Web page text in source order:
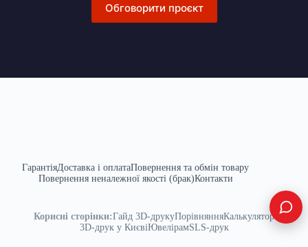
Обговорити проєкт
ГарантіяДоставка і оплатаПовернення та обмін товару
Повернення неналежної якості (брак)Контакти
Корисні сторінки:Гайд 3D-друкуПорівнянняКалькулятор
3D-друк у КиєвіЮвелірамSLS-друк